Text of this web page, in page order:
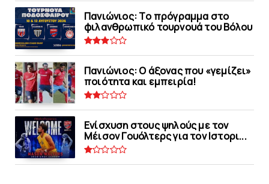
Πανιώνιoς: Tο πρόγραμμα στο
φιλανθρωπικό τουρνουά του Bόλου
Πανιώνιος: O άξονας που «γεμίζει»
ποιότητα και εμπειρία!
Eνίσχυση στους ψηλούς με τον
Μέισον Γουόλτερς για τον Ιστορι...